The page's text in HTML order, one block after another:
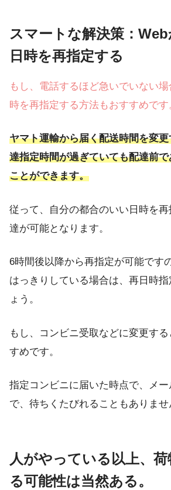
スマートな解決策：
日時を再指定する
もし、電話するほど急いでいない場
時を再指定する方法もおすすめです
ヤマト運輸から届く配送時間を変
達指定時間が過ぎていても配達前
ことができます。
従って、自分の都合のいい日時を
達が可能となります。
6時間後以降から再指定が可能です
はっきりしている場合は、再日時
ょう。
もし、コンビニ受取などに変更す
すめです。
指定コンビニに届いた時点で、メ
で、待ちくたびれることもありませ
人がやっている以上、
る可能性は当然ある。